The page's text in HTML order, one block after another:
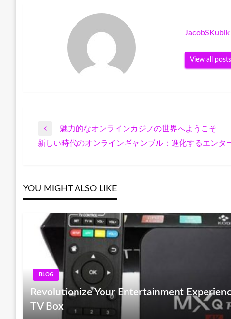
JacobSKubik
View all posts
Post
Previous
Post
魅力的なオンラインカジノの世界へようこそ
Next
新しい時代のオンラインギャンブル：進化するエンタ
YOU MIGHT ALSO LIKE
BLOG
Revolutionize Your Entertainment
TV Box